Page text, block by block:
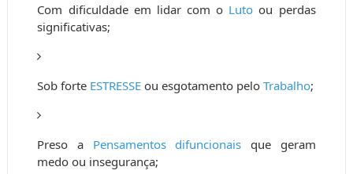
Com dificuldade em lidar com o Luto ou perdas
significativas;
Sob forte ESTRESSE ou esgotamento peloTrabalho;
Preso a Pensamentos difuncionais que geram
medo ou insegurança;